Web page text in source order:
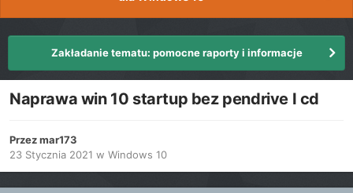
Zakładanie tematu: pomocne raporty i informacje
Naprawa win 10 startup bez pendrive I cd
Przezmar173
23 Stycznia 2021 w Windows 10